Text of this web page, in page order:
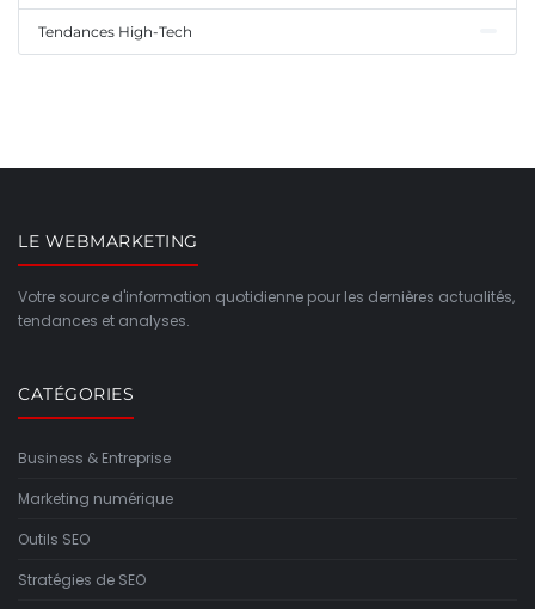
Tendances High-Tech
LE WEBMARKETING
Votre source d'information quotidienne pour les dernières actualités,
tendances et analyses.
CATÉGORIES
Business & Entreprise
Marketing numérique
Outils SEO
Stratégies de SEO